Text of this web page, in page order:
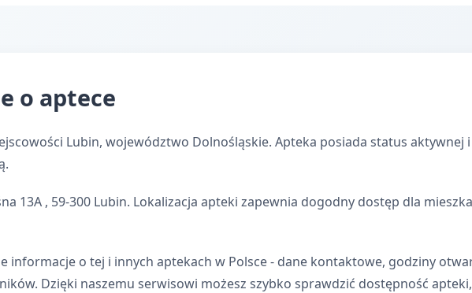
o aptece
Lubin, województwo Dolnośląskie. Apteka posiada status aktywnej
13A , 59-300 Lubin. Lokalizacja apteki zapewnia dogodny dostęp dla
informacje o tej i innych aptekach w Polsce - dane kontaktowe, godziny
Dzięki naszemu serwisowi możesz szybko sprawdzić dostępność